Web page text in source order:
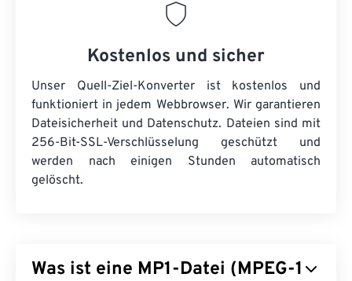
Kostenlos und sicher
Unser Quell-Ziel-Konverter ist kostenlos und
funktioniert in jedem Webbrowser. Wir garantieren
Dateisicherheit und Datenschutz. Dateien sind mit
256-Bit-SSL-Verschlüsselung geschützt und
werden nach einigen Stunden automatisch
gelöscht.
Was ist eine MP1-Datei (MPEG-1